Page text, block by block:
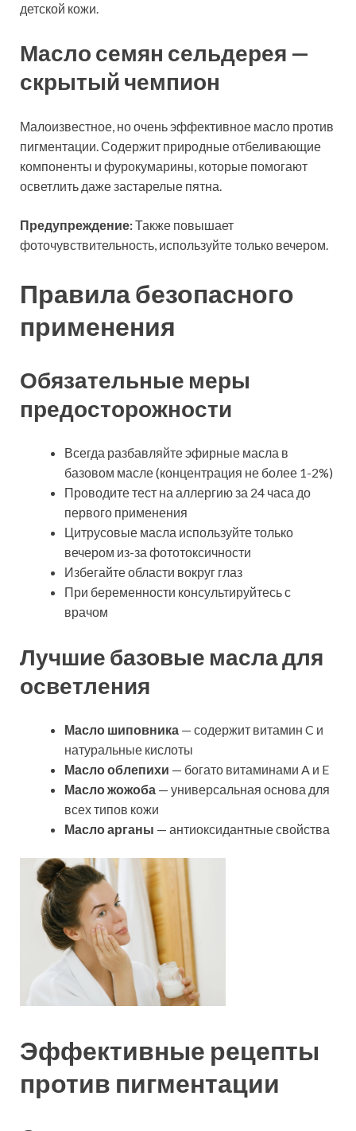
детской кожи.
Масло семян сельдерея —
скрытый чемпион
Малоизвестное, но очень эффективное масло против
пигментации. Содержит природные отбеливающие
компоненты и фурокумарины, которые помогают
осветлить даже застарелые пятна.
Предупреждение:Также повышает
фоточувствительность, используйте только вечером.
Правила безопасного
применения
Обязательные меры
предосторожности
Всегда разбавляйте эфирные масла в
базовом масле (концентрация не более 1-2%)
Проводите тест на аллергию за 24 часа до
первого применения
Цитрусовые масла используйте только
вечером из-за фототоксичности
Избегайте области вокруг глаз
При беременности консультируйтесь с
врачом
Лучшие базовые масла для
осветления
Масло шиповника — содержит витамин C и
натуральные кислоты
Масло облепихи — богато витаминами A и E
Масло жожоба — универсальная основа для
всех типов кожи
Масло арганы — антиоксидантные свойства
Эффективные рецепты
против пигментации